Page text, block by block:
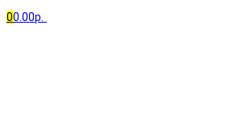
00.00р.